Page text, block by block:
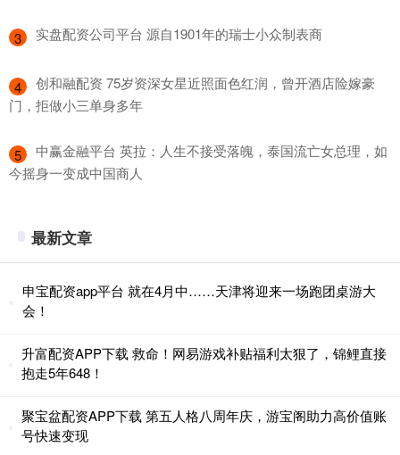
3 ​实盘配资公司平台 源自1901年的瑞士小众制表商
4
​创和融配资 75岁资深女星近照面色红润，曾开酒店险嫁豪
门，拒做小三单身多年
5
​中赢金融平台 英拉：人生不接受落魄，泰国流亡女总理，如
今摇身一变成中国商人
最新文章
申宝配资app平台 就在4月中……天津将迎来一场跑团桌游大
会！
升富配资APP下载 救命！网易游戏补贴福利太狠了，锦鲤直接
抱走5年648！
聚宝盆配资APP下载 第五人格八周年庆，游宝阁助力高价值账
号快速变现